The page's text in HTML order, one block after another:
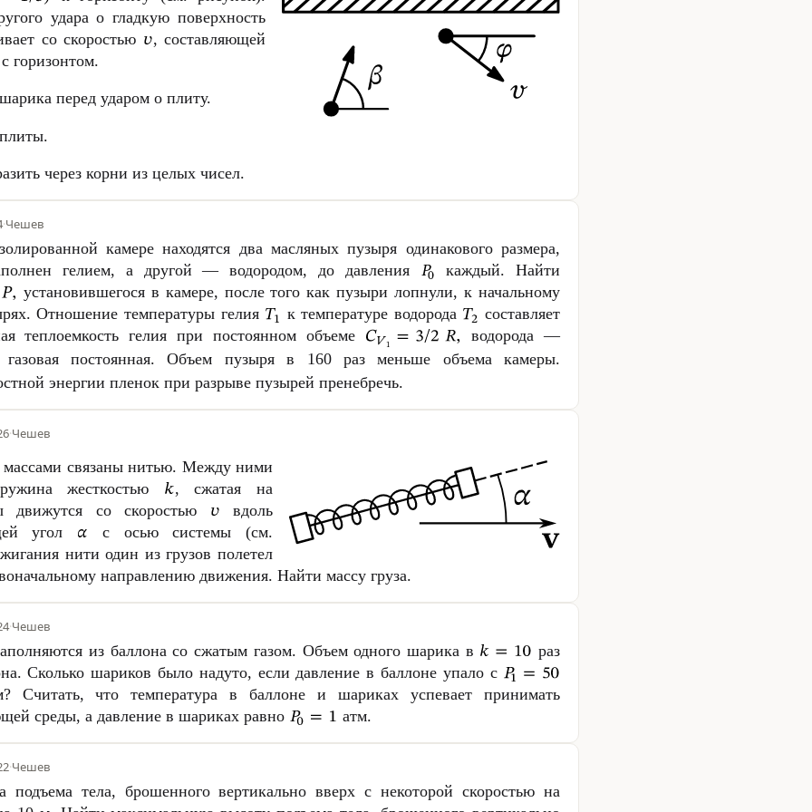
удара о гладкую поверхность
со скоростью
, составляющей
горизонтом.
перед ударом о плиту.
через корни из целых чисел.
·Чешев
камере находятся два масляных пузыря одинакового размера,
гелием, а другой — водородом, до давления
каждый. Найти
установившегося в камере, после того как пузыри лопнули, к начальному
Отношение температуры гелия
к температуре водорода
составляет
теплоемкость гелия при постоянном объеме
водорода —
постоянная. Объем пузыря в 160 раз меньше объема камеры.
энергии пленок при разрыве пузырей пренебречь.
·Чешев
массами связаны нитью. Между ними
жесткостью
, сжатая на
движутся со скоростью
вдоль
угол
с осью системы (см.
нити один из грузов полетел
направлению движения. Найти массу груза.
·Чешев
из баллона со сжатым газом. Объем одного шарика в
раз
Сколько шариков было надуто, если давление в баллоне упало с
Считать, что температура в баллоне и шариках успевает принимать
среды, а давление в шариках равно
атм.
·Чешев
подъема тела, брошенного вертикально вверх с некоторой скоростью на